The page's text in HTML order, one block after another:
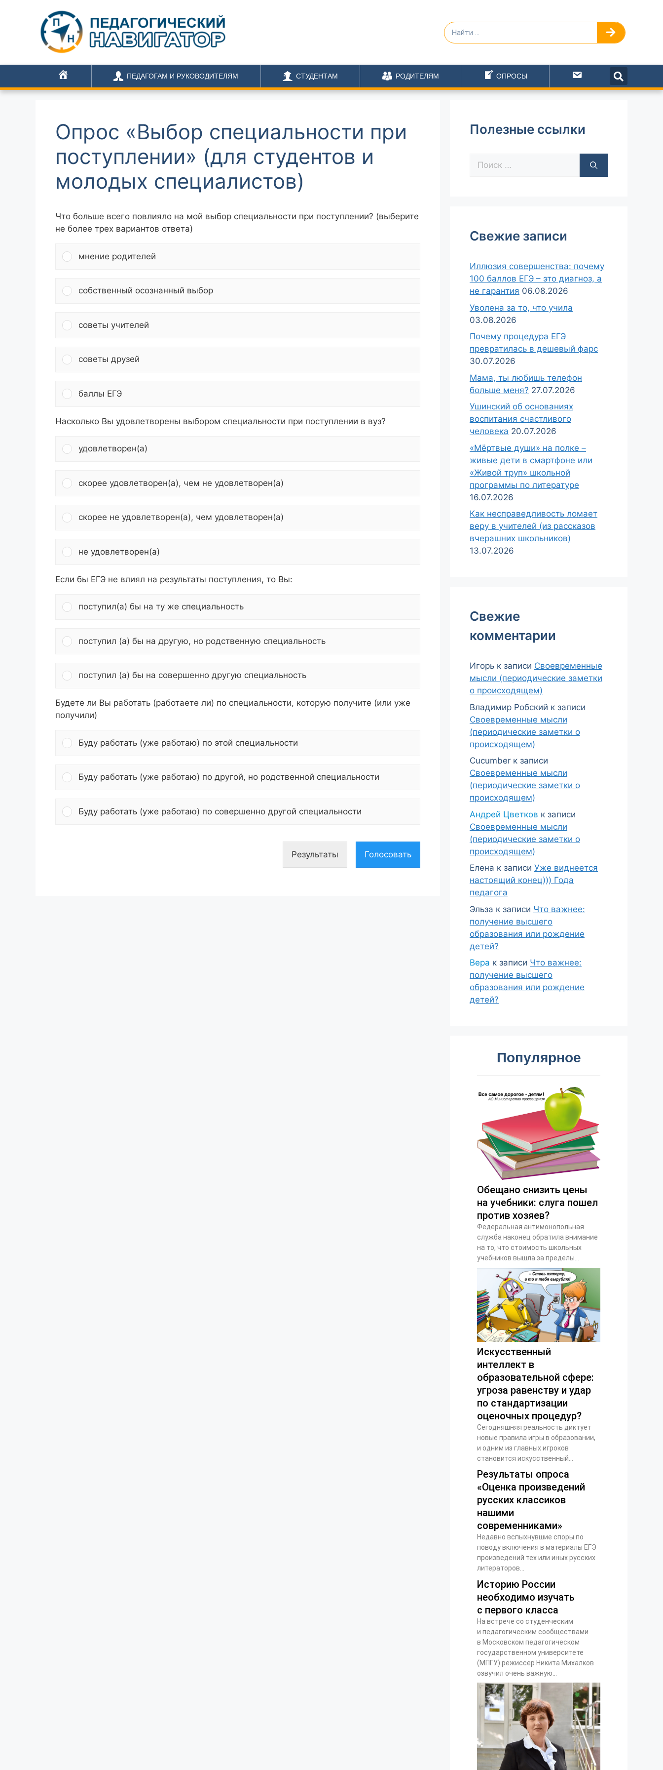
ГЛАВНАЯ
ПЕДАГОГАМ И РУКОВОДИТЕЛЯМ СТУДЕНТАМ РОДИТЕЛЯМ ОПРОСЫ
Написать
Опрос «Выбор специальности при
поступлении» (для студентов и
молодых специалистов)
Что больше всего повлияло на мой выбор специальности при поступлении? (выберите
не более трех вариантов ответа)
мнение родителей
собственный осознанный выбор
советы учителей
советы друзей
баллы ЕГЭ
Насколько Вы удовлетворены выбором специальности при поступлении в вуз?
удовлетворен(а)
скорее удовлетворен(а), чем не удовлетворен(а)
скорее не удовлетворен(а), чем удовлетворен(а)
не удовлетворен(а)
Если бы ЕГЭ не влиял на результаты поступления, то Вы:
поступил(а) бы на ту же специальность
поступил (а) бы на другую, но родственную специальность
поступил (а) бы на совершенно другую специальность
Будете ли Вы работать (работаете ли) по специальности, которую получите (или уже
получили)
Буду работать (уже работаю) по этой специальности
Буду работать (уже работаю) по другой, но родственной специальности
Буду работать (уже работаю) по совершенно другой специальности
Результаты Голосовать
Полезные ссылки
Свежие записи
Иллюзия совершенства: почему
100 баллов ЕГЭ – это диагноз, а
не гарантия 06.08.2026
Уволена за то, что учила
03.08.2026
Почему процедура ЕГЭ
превратилась в дешевый фарс
30.07.2026
Мама, ты любишь телефон
больше меня? 27.07.2026
Ушинский об основаниях
воспитания счастливого
человека 20.07.2026
«Мёртвые души» на полке –
живые дети в смартфоне или
«Живой труп» школьной
программы по литературе
16.07.2026
Как несправедливость ломает
веру в учителей (из рассказов
вчерашних школьников)
13.07.2026
Свежие
комментарии
Игорь к записи Своевременные
мысли (периодические заметки
о происходящем)
Владимир Робский к записи
Своевременные мысли
(периодические заметки о
происходящем)
Cucumber к записи
Своевременные мысли
(периодические заметки о
происходящем)
Андрей Цветков к записи
Своевременные мысли
(периодические заметки о
происходящем)
Елена к записи Уже виднеется
настоящий конец))) Года
педагога
Эльза к записи Что важнее:
получение высшего
образования или рождение
детей?
Вера к записи Что важнее:
получение высшего
образования или рождение
детей?
Популярное
Обещано снизить цены
на учебники: слуга пошел
против хозяев?
Федеральная антимонопольная
служба наконец обратила внимание
на то, что стоимость школьных
учебников вышла за пределы...
Искусственный
интеллект в
образовательной сфере:
угроза равенству и удар
по стандартизации
оценочных процедур?
Сегодняшняя реальность диктует
новые правила игры в образовании,
и одним из главных игроков
становится искусственный...
Результаты опроса
«Оценка произведений
русских классиков
нашими
современниками»
Недавно вспыхнувшие споры по
поводу включения в материалы ЕГЭ
произведений тех или иных русских
литераторов...
Историю России
необходимо изучать
с первого класса
На встрече со студенческим
и педагогическим сообществами
в Московском педагогическом
государственном университете
(МПГУ) режиссер Никита Михалков
озвучил очень важную...